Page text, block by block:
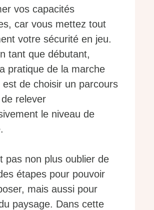
vos capacités
car vous mettez tout
votre sécurité en jeu.
tant que débutant,
pratique de la marche
est de choisir un parcours
relever
le niveau de
pas non plus oublier de
étapes pour pouvoir
mais aussi pour
paysage. Dans cette